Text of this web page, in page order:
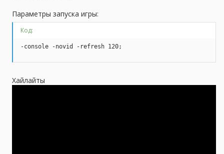
Параметры запуска игры:
Код:
-console -novid -refresh 120;
Хайлайты